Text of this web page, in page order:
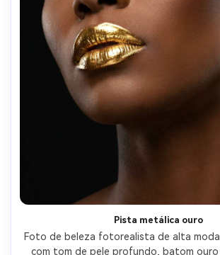
Pista metálica ouro
Foto de beleza fotorealista de alta moda
com tom de pele profundo, batom ouro